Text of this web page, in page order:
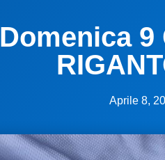
Domenica 9
Aprile 8,